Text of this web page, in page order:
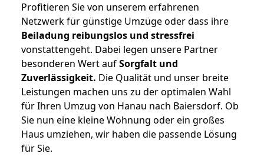
Profitieren Sie von unserem erfahrenen
Netzwerk für günstige Umzüge oder dass ihre
Beiladung reibungslos und stressfrei
vonstattengeht. Dabei legen unsere Partner
besonderen Wert aufSorgfalt und
Zuverlässigkeit. Die Qualität und unser breite
Leistungen machen uns zu der optimalen Wahl
für Ihren Umzug von Hanau nach Baiersdorf. Ob
Sie nun eine kleine Wohnung oder ein großes
Haus umziehen, wir haben die passende Lösung
für Sie.